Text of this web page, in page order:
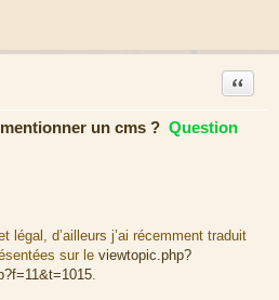
un cms ? Question
Citation
légal, d’ailleurs j’ai récemment traduit
sur le viewtopic.php?